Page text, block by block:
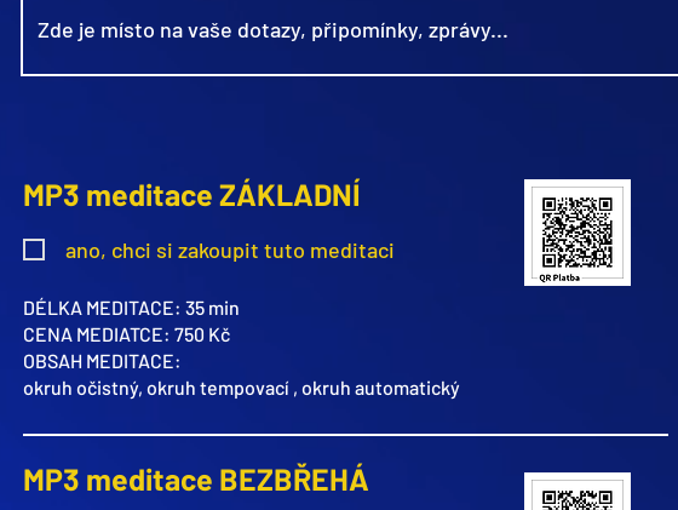
MP3 meditace ZÁKLADNÍ
ano, chci si zakoupit tuto meditaci
DÉLKA MEDITACE: 35 min
CENA MEDIATCE: 750 Kč
OBSAH MEDITACE:
okruh očistný, okruh tempovací , okruh automatický
MP3 meditace BEZBŘEHÁ